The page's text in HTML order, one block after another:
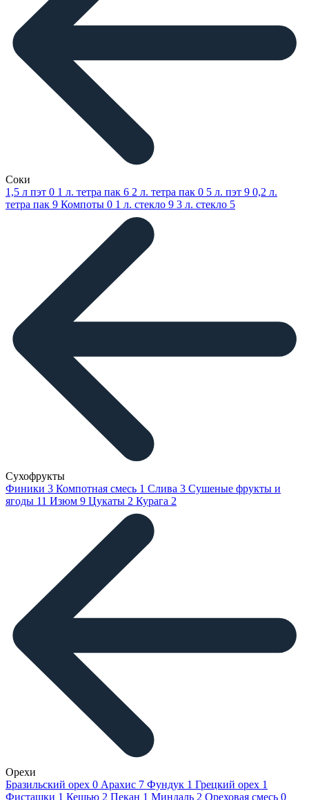
Соки
1,5 л пэт 0 1 л. тетра пак 6 2 л. тетра пак 0 5 л. пэт 9 0,2 л.
тетра пак 9 Компоты 0 1 л. стекло 9 3 л. стекло 5
Сухофрукты
Финики 3 Компотная смесь 1 Слива 3 Сушеные фрукты и
ягоды 11 Изюм 9 Цукаты 2 Курага 2
Орехи
Бразильский орех 0 Арахис 7 Фундук 1 Грецкий орех 1
Фисташки 1 Кешью 2 Пекан 1 Миндаль 2 Ореховая смесь 0